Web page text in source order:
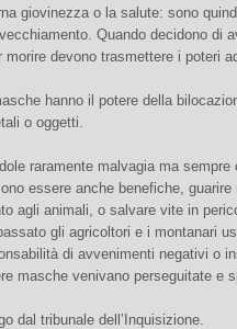
giovinezza o la salute: sono
Quando decidono di
morire devono trasmettere i poteri
hanno il potere della
o oggetti.
raramente malvagia ma
essere anche benefiche,
agli animali, o salvare vite in
gli agricoltori e i montanari
di avvenimenti negativi o
masche venivano perseguitate e
dal tribunale dell’Inquisizione.